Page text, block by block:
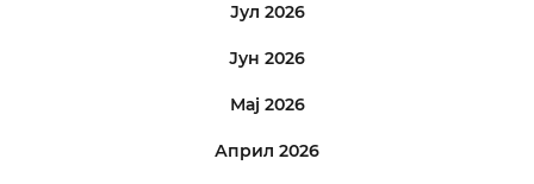
Јул 2026
Јун 2026
Мај 2026
Април 2026